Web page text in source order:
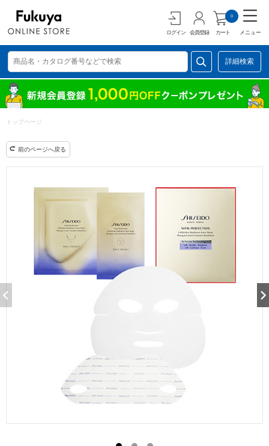
ログイン 会員登録 カート
0
メニュー
詳細検索
トップページ
前のページへ戻る